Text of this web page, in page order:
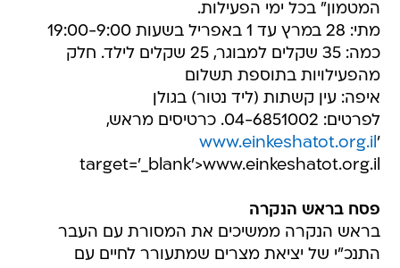
המטמון" בכל ימי הפעילות.
מתי: 28 במרץ עד 1 באפריל בשעות 19:00-9:00
כמה: 35 שקלים למבוגר, 25 שקלים לילד. חלק
מהפעילויות בתוספת תשלום
איפה: עין קשתות (ליד נטור) בגולן
לפרטים: 04-6851002. כרטיסים מראש,
www.einkeshatot.org.il'
target='_blank'>www.einkeshatot.org.il
פסח בראש הנקרה
בראש הנקרה ממשיכים את המסורת עם העבר
התנכ"י של יציאת מצרים שמתעורר לחיים עם